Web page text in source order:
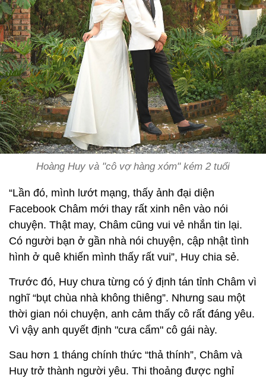
Hoàng Huy và "cô vợ hàng xóm" kém 2 tuổi
“Lần đó, mình lướt mạng, thấy ảnh đại diện
Facebook Châm mới thay rất xinh nên vào nói
chuyện. Thật may, Châm cũng vui vẻ nhắn tin lại.
Có người bạn ở gần nhà nói chuyện, cập nhật tình
hình ở quê khiến mình thấy rất vui”, Huy chia sẻ.
Trước đó, Huy chưa từng có ý định tán tỉnh Châm vì
nghĩ “bụt chùa nhà không thiêng”. Nhưng sau một
thời gian nói chuyện, anh cảm thấy cô rất đáng yêu.
Vì vậy anh quyết định "cưa cẩm" cô gái này.
Sau hơn 1 tháng chính thức “thả thính”, Châm và
Huy trở thành người yêu. Thi thoảng được nghỉ